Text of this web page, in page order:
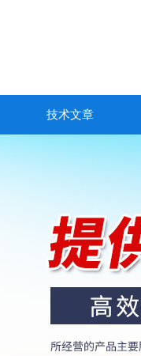
技术文章